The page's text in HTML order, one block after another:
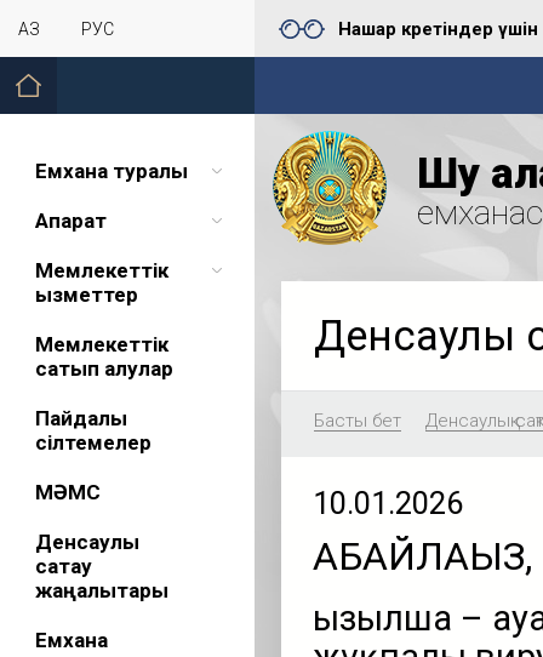
ҚАЗ РУС Нашар көретіндер үшін
Емхана туралы
Ақпарат
Мемлекеттік
қызметтер
Мемлекеттік
сатып алулар
Пайдалы
сілтемелер
МӘМС
Денсаулық
сақтау
жаңалықтары
Емхана
Шу
Денсаулық
Басты бет Денсаулық
10.01.2026
Қызылша –